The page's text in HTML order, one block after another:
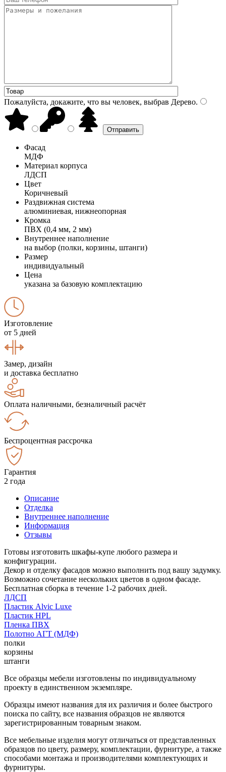
Пожалуйста, докажите, что вы человек, выбрав Дерево.
Фасад
МДФ
Материал корпуса
ЛДСП
Цвет
Коричневый
Раздвижная система
алюминиевая, нижнеопорная
Кромка
ПВХ (0,4 мм, 2 мм)
Внутреннее наполнение
на выбор (полки, корзины, штанги)
Размер
индивидуальный
Цена
указана за базовую комплектацию
Изготовление
от 5 дней
Замер, дизайн
и доставка бесплатно
Оплата наличными, безналичный расчёт
Беспроцентная рассрочка
Гарантия
2 года
Описание
Отделка
Внутреннее наполнение
Информация
Отзывы
Готовы изготовить шкафы-купе любого размера и
конфигурации.
Декор и отделку фасадов можно выполнить под вашу задумку.
Возможно сочетание нескольких цветов в одном фасаде.
Бесплатная сборка в течение 1-2 рабочих дней.
ЛДСП
Пластик Alvic Luxe
Пластик HPL
Пленка ПВХ
Полотно АГТ (МДФ)
полки
корзины
штанги
Все образцы мебели изготовлены по индивидуальному
проекту в единственном экземпляре.
Образцы имеют названия для их различия и более быстрого
поиска по сайту, все названия образцов не являются
зарегистрированным товарным знаком.
Все мебельные изделия могут отличаться от представленных
образцов по цвету, размеру, комплектации, фурнитуре, а также
способами монтажа и производителями комплектующих и
фурнитуры.